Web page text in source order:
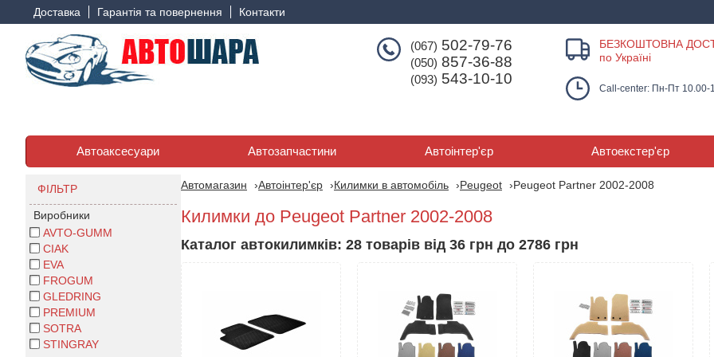
Доставка Гарантія та повернення Контакти
(067) 502-79-76
(050) 857-36-88
(093) 543-10-10
БЕЗКОШТОВНА
по Україні
Call-center: Пн-Пт 10.00-
Автоаксесуари Автозапчастини Автоінтер'єр Автоекстер'єр
ФІЛЬТР
Виробники
AVTO-GUMM
CIAK
EVA
FROGUM
GLEDRING
PREMIUM
SOTRA
STINGRAY
Автомагазин Автоінтер'єр Килимки в автомобіль Peugeot Peugeot Partner 2002-2008
Килимки до Peugeot Partner 2002-2008
Каталог автокилимків: 28 товарів від 36 грн до 2786 грн